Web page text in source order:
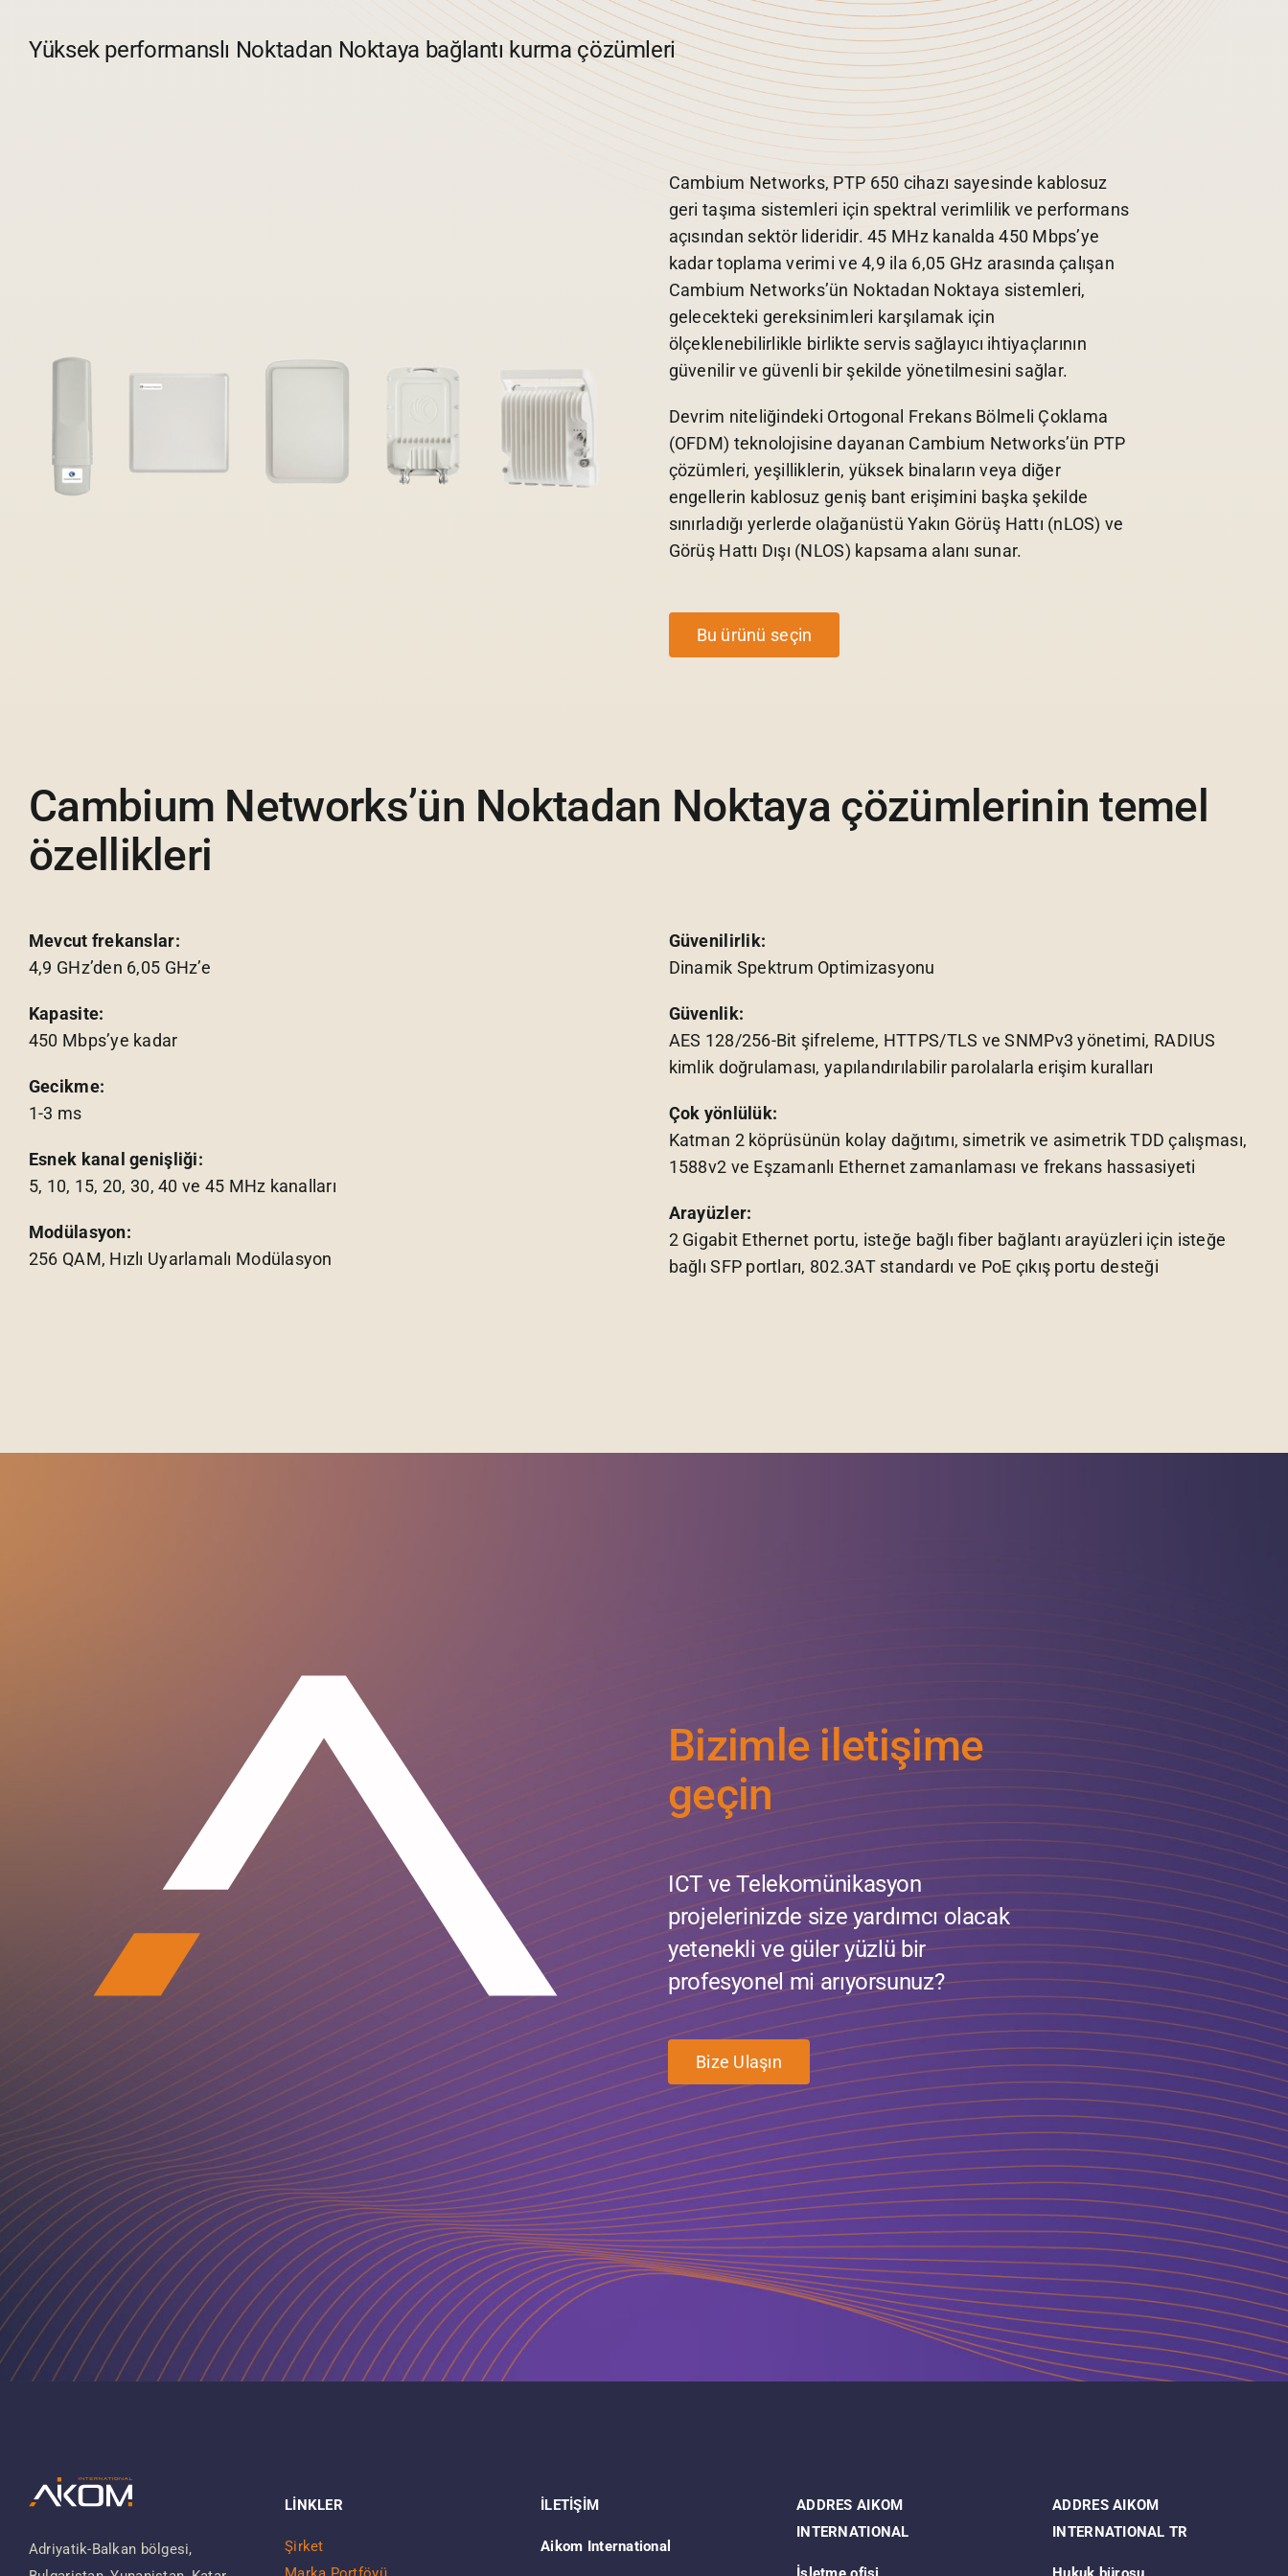
Yüksek performanslı Noktadan Noktaya bağlantı kurma çözümleri
Cambium Networks, PTP 650 cihazı sayesinde kablosuz
geri taşıma sistemleri için spektral verimlilik ve performans
açısından sektör lideridir. 45 MHz kanalda 450 Mbps’ye
kadar toplama verimi ve 4,9 ila 6,05 GHz arasında çalışan
Cambium Networks’ün Noktadan Noktaya sistemleri,
gelecekteki gereksinimleri karşılamak için
ölçeklenebilirlikle birlikte servis sağlayıcı ihtiyaçlarının
güvenilir ve güvenli bir şekilde yönetilmesini sağlar.
Devrim niteliğindeki Ortogonal Frekans Bölmeli Çoklama
(OFDM) teknolojisine dayanan Cambium Networks’ün PTP
çözümleri, yeşilliklerin, yüksek binaların veya diğer
engellerin kablosuz geniş bant erişimini başka şekilde
sınırladığı yerlerde olağanüstü Yakın Görüş Hattı (nLOS) ve
Görüş Hattı Dışı (NLOS) kapsama alanı sunar.
Bu ürünü seçin
Cambium Networks’ün Noktadan Noktaya çözümlerinin temel
özellikleri
Mevcut frekanslar:
4,9 GHz’den 6,05 GHz’e
Kapasite:
450 Mbps’ye kadar
Gecikme:
1-3 ms
Esnek kanal genişliği:
5, 10, 15, 20, 30, 40 ve 45 MHz kanalları
Modülasyon:
256 QAM, Hızlı Uyarlamalı Modülasyon
Güvenilirlik:
Dinamik Spektrum Optimizasyonu
Güvenlik:
AES 128/256-Bit şifreleme, HTTPS/TLS ve SNMPv3 yönetimi, RADIUS
kimlik doğrulaması, yapılandırılabilir parolalarla erişim kuralları
Çok yönlülük:
Katman 2 köprüsünün kolay dağıtımı, simetrik ve asimetrik TDD çalışması,
1588v2 ve Eşzamanlı Ethernet zamanlaması ve frekans hassasiyeti
Arayüzler:
2 Gigabit Ethernet portu, isteğe bağlı fiber bağlantı arayüzleri için isteğe
bağlı SFP portları, 802.3AT standardı ve PoE çıkış portu desteği
Bizimle iletişime
geçin
ICT ve Telekomünikasyon
projelerinizde size yardımcı olacak
yetenekli ve güler yüzlü bir
profesyonel mi arıyorsunuz?
Bize Ulaşın
Adriyatik-Balkan bölgesi,
LİNKLER
Şirket
İLETİŞİM
Aikom International
ADDRES AIKOM
INTERNATIONAL
ADDRES AIKOM
INTERNATIONAL TR